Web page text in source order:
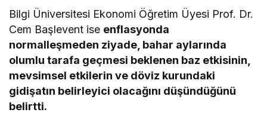
Bilgi Üniversitesi Ekonomi Öğretim Üyesi Prof. Dr.
Cem Başlevent ise enflasyonda
normalleşmeden ziyade, bahar aylarında
olumlu tarafa geçmesi beklenen baz etkisinin,
mevsimsel etkilerin ve döviz kurundaki
gidişatın belirleyici olacağını düşündüğünü
belirtti.